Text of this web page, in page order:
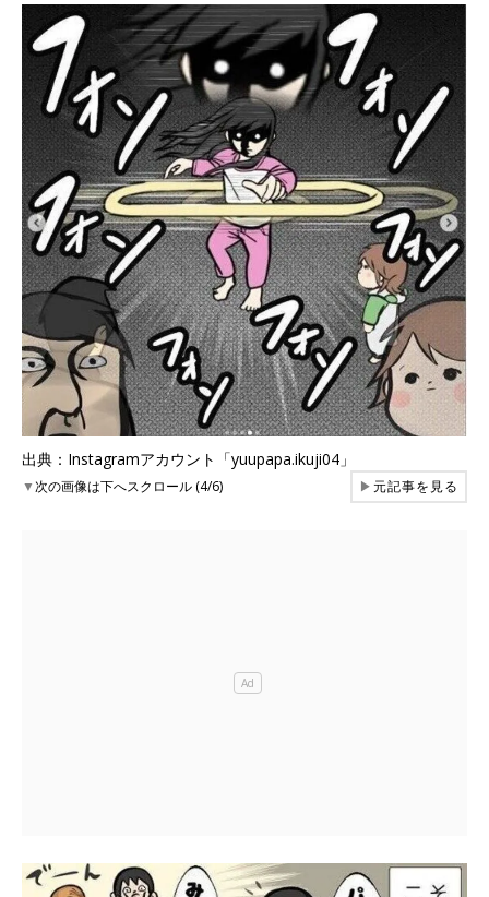
出典：Instagramアカウント「yuupapa.ikuji04」
▼次の画像は下へスクロール (4/6) ▶元記事を見る